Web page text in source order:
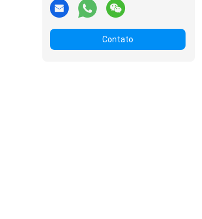
Contato